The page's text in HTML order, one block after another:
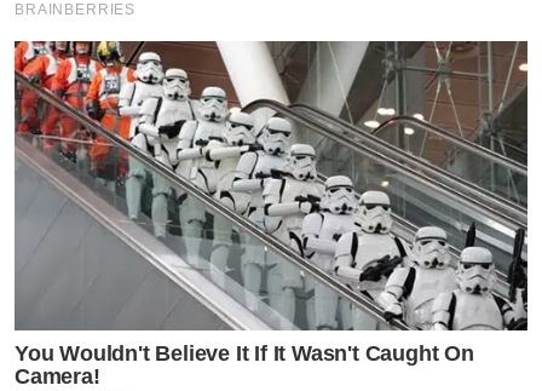
BRAINBERRIES
You Wouldn't Believe It If It Wasn't Caught On
Camera!